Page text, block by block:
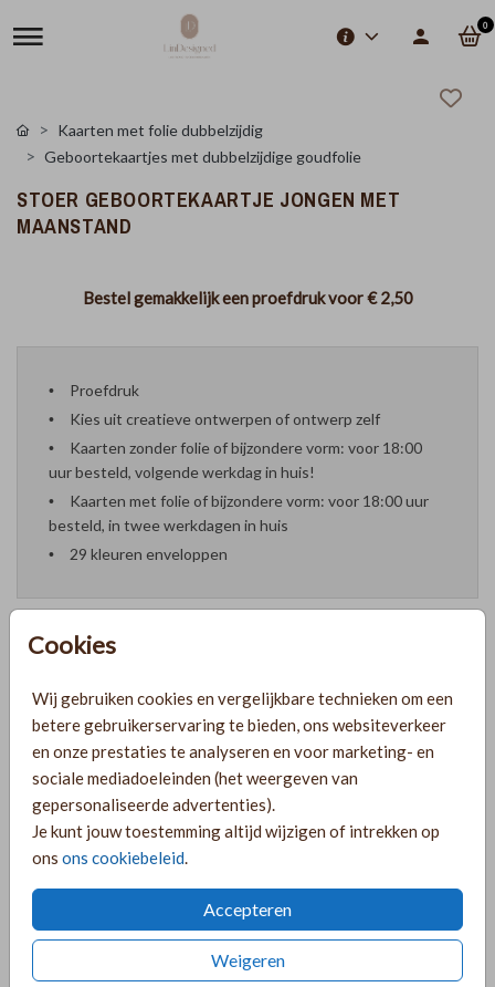
0
Cookies
Wij gebruiken cookies en vergelijkbare technieken om een
betere gebruikerservaring te bieden, ons websiteverkeer
en onze prestaties te analyseren en voor marketing- en
sociale mediadoeleinden (het weergeven van
gepersonaliseerde advertenties).
Je kunt jouw toestemming altijd wijzigen of intrekken op
ons ons cookiebeleid.
Accepteren
Weigeren
Kaarten met folie dubbelzijdig
Geboortekaartjes met dubbelzijdige goudfolie
STOER GEBOORTEKAARTJE JONGEN MET
MAANSTAND
Bestel gemakkelijk een proefdruk voor€ 2,50
Proefdruk
Kies uit creatieve ontwerpen of ontwerp zelf
Kaarten zonder folie of bijzondere vorm: voor 18:00
uur besteld, volgende werkdag in huis!
Kaarten met folie of bijzondere vorm: voor 18:00 uur
besteld, in twee werkdagen in huis
29 kleuren enveloppen
PRODUCTINFORMATIE
OMSCHRIJVING
foliedruk en een denim blauwe achtergrond.